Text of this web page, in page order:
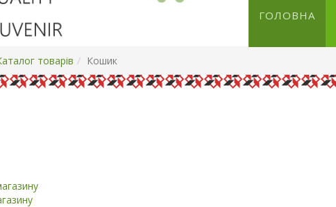
ГОЛОВНА
товарів Кошик